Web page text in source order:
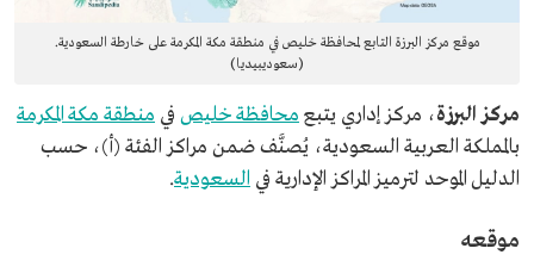
موقع مركز البرزة التابع لمحافظة خليص في منطقة مكة المكرمة على خارطة السعودية.
(سعوديبيديا)
مركز البرزة، مركز إداري يتبع محافظة خليص في منطقة مكة المكرمة
بالمملكة العربية السعودية، يُصنَّف ضمن مراكز الفئة (أ)، حسب
الدليل الموحد لترميز المراكز الإدارية في السعودية.
موقعه